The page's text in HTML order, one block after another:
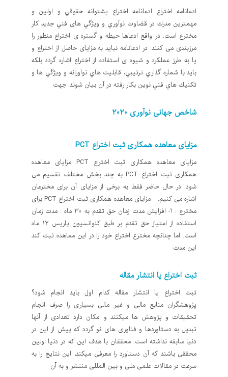
ادعانامه اختراع ادعانامه اختراع پشتوانه حقوقي و اولين و
مهمترين مدرك در قضاوت نوآوري و ويژگي های فني جديد كار
مخترع است. در واقع ادعاها حیطه و گستره ی اختراع منظور را
مرزبندی می کنند. در ادعانامه نبايد به مزايای حاصل از اختراع و
یا به طرز عملکرد و شیوه ی استفاده از اختراع اشاره گردد بلكه
بايد با شماره گذاري ترتيبي، قابليت هاي نوآورانه و ويژگي ها و
تكنيك هاي فني نوین بکار رفته در آن بیان شوند. جهت
شاخص جهانی نوآوری 2020
مزایای معاهده همکاری ثبت اختراع PCT
مزایای معاهده همکاری ثبت اختراع PCT مزایای معاهده
همکاری ثبت اختراع PCT به چند بخش مختلف تقسیم می
شود. در حال حاضر فقط به برخی از مزایای آن برای مخترعان
اشاره می کنیم. مزایای معاهده همکاری ثبت اختراع PCT برای
مخترع : 1- افزایش مدت زمان حق تقدم به 30 ماه : مدت زمان
استفاده از امتیاز حق تقدم بر طبق کنوانسیون پاریس 12 ماه
است. اما چنانچه مخترع اختراع خود را در این معاهده ثبت کند
این مدت
ثبت اختراع یا انتشار مقاله
ثبت اختراع یا انتشار مقاله کدام اول باید انجام شود؟
پژوهشگران منابع مالی و غیر مالی بسیاری را صرف انجام
تحقیقات و پژوهش ها میکنند و امکان دارد تعدادی از آنها
تبدیل به دستاوردها و فناوری های نو گردد که پیش از این در
دنیا سابقه نداشته است. محققان با هدف این که در دنیا اولین
محققی باشند که آن دستاورد را معرفی میکند، این نتایج را به
سرعت در مقالات علمی ملی و بین المللی منتشر و به آن